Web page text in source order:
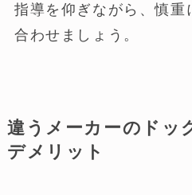
指導を仰ぎながら、慎重
合わせましょう。
違うメーカーのドッ
デメリット